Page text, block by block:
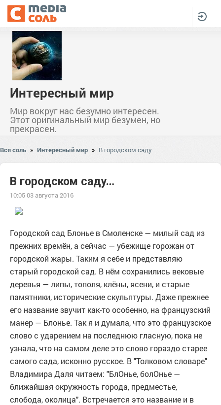
Интересный мир
Мир вокруг нас безумно интересен.
Этот оригинальный мир безумен, но
прекрасен.
Вся соль » Интересный мир » В городском саду…
В городском саду…
10:05 03 августа 2016
Городской сад Блонье в Смоленске — милый сад из
прежних времён, а сейчас — убежище горожан от
городской жары. Таким я себе и представляю
старый городской сад. В нём сохранились вековые
деревья — липы, тополя, клёны, ясени, и старые
памятники, исторические скульптуры. Даже прежнее
его название звучит как-то особенно, на французский
манер — Блонье. Так я и думала, что это французское
слово с ударением на последнюю гласную, пока не
узнала, что на самом деле это слово гораздо старее
самого сада, исконно русское. В "Толковом словаре"
Владимира Даля читаем: "БлОнье, болОнье —
ближайшая окружность города, предместье,
слобода, околица". Встречается это название и в